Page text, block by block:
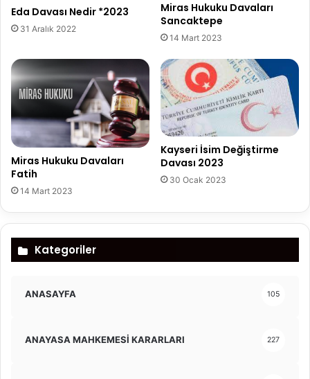
Eda Davası Nedir *2023
31 Aralık 2022
Miras Hukuku Davaları
Sancaktepe
14 Mart 2023
Miras Hukuku Davaları
Fatih
14 Mart 2023
Kayseri İsim Değiştirme
Davası 2023
30 Ocak 2023
Kategoriler
ANASAYFA 105
ANAYASA MAHKEMESİ KARARLARI 227